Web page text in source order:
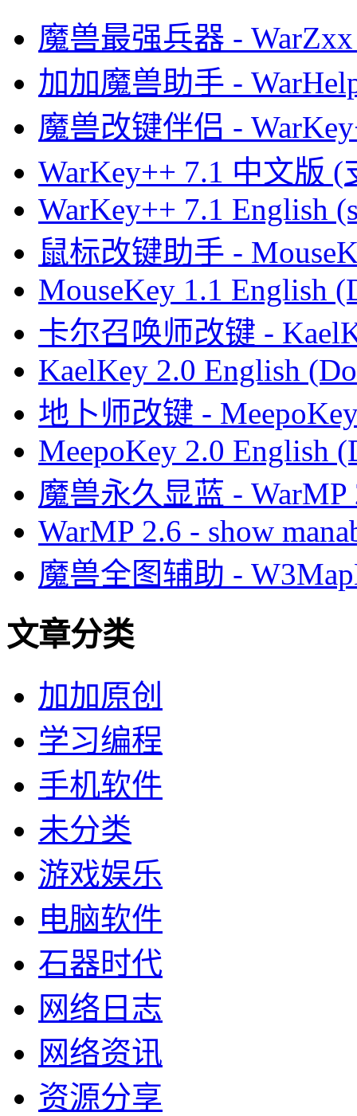
魔兽最强兵器 -
加加魔兽助手 -
魔兽改键伴侣 -
WarKey++ 7.1 中文版 (
WarKey++ 7.1 English
鼠标改键助手 -
MouseKey 1.1 English
卡尔召唤师改键 -
KaelKey 2.0 English
地卜师改键 -
MeepoKey 2.0 English
魔兽永久显蓝 -
WarMP 2.6 - show
魔兽全图辅助 -
文章分类
加加原创
学习编程
手机软件
未分类
游戏娱乐
电脑软件
石器时代
网络日志
网络资讯
资源分享